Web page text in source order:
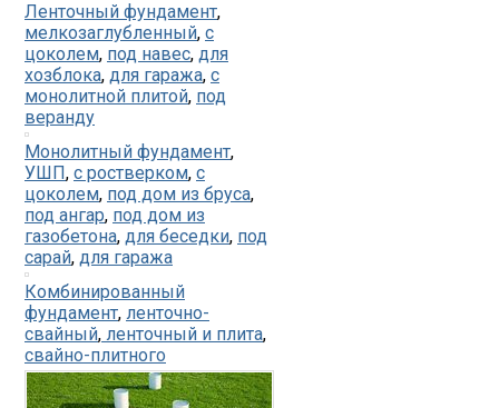
Ленточный фундамент,
мелкозаглубленный, с
цоколем, под навес, для
хозблока, для гаража, с
монолитной плитой, под
веранду
Монолитный фундамент,
УШП, с ростверком, с
цоколем, под дом из бруса,
под ангар, под дом из
газобетона, для беседки, под
сарай, для гаража
Комбинированный
фундамент, ленточно-
свайный, ленточный и плита,
свайно-плитного